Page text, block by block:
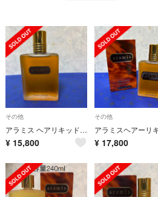
その他
アラミス ヘアリキッド120ml未使用
¥ 15,800
その他
¥ 17,800